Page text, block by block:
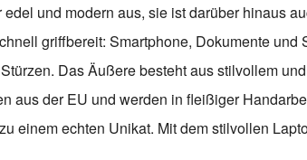
und modern aus, sie ist darüber hinaus
griffbereit: Smartphone, Dokumente
Das Äußere besteht aus stilvollem
aus der EU und werden in fleißiger
einem echten Unikat. Mit dem stilvollen